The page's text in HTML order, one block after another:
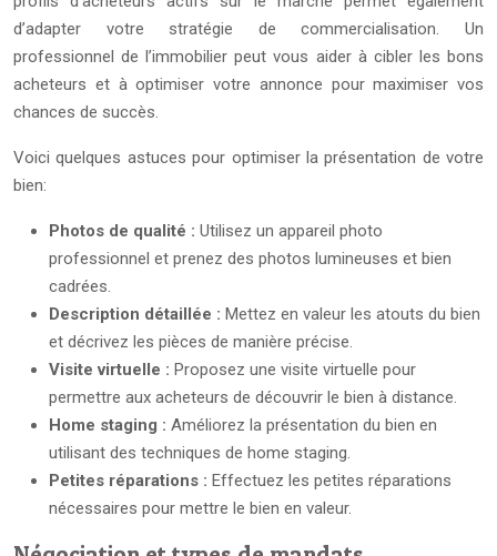
d’adapter votre stratégie de commercialisation. Un
professionnel de l’immobilier peut vous aider à cibler les bons
acheteurs et à optimiser votre annonce pour maximiser vos
chances de succès.
Voici quelques astuces pour optimiser la présentation de votre
bien:
Photos de qualité : Utilisez un appareil photo
professionnel et prenez des photos lumineuses et bien
cadrées.
Description détaillée : Mettez en valeur les atouts du bien
et décrivez les pièces de manière précise.
Visite virtuelle : Proposez une visite virtuelle pour
permettre aux acheteurs de découvrir le bien à distance.
Home staging : Améliorez la présentation du bien en
utilisant des techniques de home staging.
Petites réparations : Effectuez les petites réparations
nécessaires pour mettre le bien en valeur.